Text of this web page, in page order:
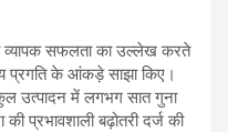
व्यापक सफलता का उल्लेख करते
प्रगति के आंकड़े साझा किए।
उत्पादन में लगभग सात गुना
की प्रभावशाली बढ़ोतरी दर्ज की